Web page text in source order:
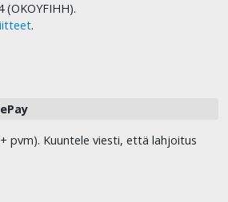
(OKOYFIHH).
.
pvm). Kuuntele viesti, että lahjoitus